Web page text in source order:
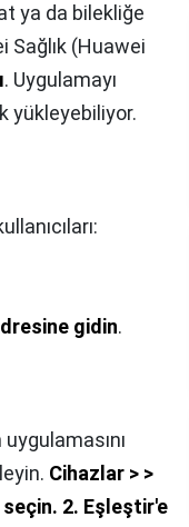
ya da bilekliğe
Sağlık (Huawei
. Uygulamayı
yükleyebiliyor.
gidin.
Cihazlar > >
seçin. 2. Eşleştir'e